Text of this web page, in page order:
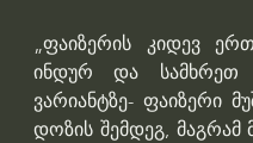
„ფაიზერის კიდევ
ინდურ და სამხრეთ
ვარიანტზე-​ ფაიზერი
დოზის შემდეგ, მაგრამ